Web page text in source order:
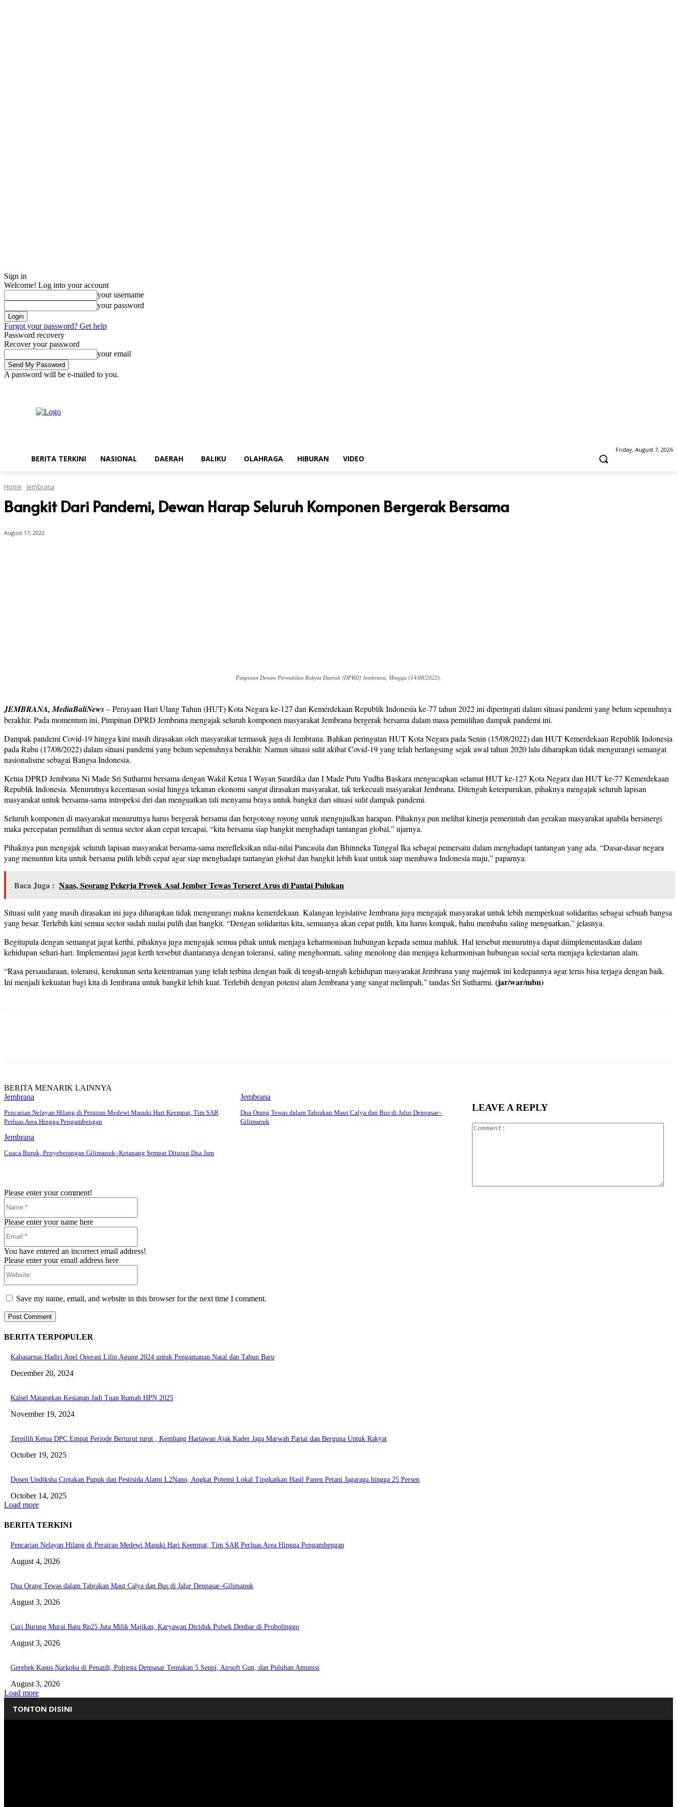
Sign in
Welcome! Log into your account
your username
your password
Forgot your password? Get help
Password recovery
Recover your password
your email
A password will be e-mailed to you.
Friday, August 7, 2026
BERITA TERKINI NASIONAL DAERAH BALIKU OLAHRAGA HIBURAN VIDEO
Home Jembrana
Bangkit Dari Pandemi, Dewan Harap Seluruh Komponen Bergerak Bersama
August 17, 2022
Pimpinan Dewan Perwakilan Rakyat Daerah (DPRD) Jembrana, Minggu (14/08/2022).
JEMBRANA, MediaBaliNews– Perayaan Hari Ulang Tahun (HUT) Kota Negara ke-127 dan Kemerdekaan Republik Indonesia ke-77 tahun 2022 ini diperingati dalam situasi pandemi yang belum sepenuhnya
berakhir. Pada momentum ini, Pimpinan DPRD Jembrana mengajak seluruh komponen masyarakat Jembrana bergerak bersama dalam masa pemulihan dampak pandemi ini.
Dampak pandemi Covid-19 hingga kini masih dirasakan oleh masyarakat termasuk juga di Jembrana. Bahkan peringatan HUT Kota Negara pada Senin (15/08/2022) dan HUT Kemerdekaan Republik Indonesia
pada Rabu (17/08/2022) dalam situasi pandemi yang belum sepenuhnya berakhir. Namun situasi sulit akibat Covid-19 yang telah berlangsung sejak awal tahun 2020 lalu diharapkan tidak mengurangi semangat
nasionalisme sebagai Bangsa Indonesia.
Ketua DPRD Jembrana Ni Made Sri Sutharmi bersama dengan Wakil Ketua I Wayan Suardika dan I Made Putu Yudha Baskara mengucapkan selamat HUT ke-127 Kota Negara dan HUT ke-77 Kemerdekaan
Republik Indonesia. Menurutnya kecemasan sosial hingga tekanan ekonomi sangat dirasakan masyarakat, tak terkecuali masyarakat Jembrana. Ditengah keterpurukan, pihaknya mengajak seluruh lapisan
masyarakat untuk bersama-sama intropeksi diri dan menguatkan tali menyama braya untuk bangkit dari situasi sulit dampak pandemi.
Seluruh komponen di masyarakat menurutnya harus bergerak bersama dan bergotong royong untuk mengujudkan harapan. Pihaknya pun melihat kinerja pemerintah dan gerakan masyarakat apabila bersinergi
maka percepatan pemulihan di semua sector akan cepat tercapai, “kita bersama siap bangkit menghadapi tantangan global,” ujarnya.
Pihaknya pun mengajak seluruh lapisan masyarakat bersama-sama merefleksikan nilai-nilai Pancasila dan Bhinneka Tunggal Ika sebagai pemersatu dalam menghadapi tantangan yang ada. “Dasar-dasar negara
yang menuntun kita untuk bersama pulih lebih cepat agar siap menghadapi tantangan global dan bangkit lebih kuat untuk siap membawa Indonesia maju,” paparnya.
Baca Juga : Naas, Seorang Pekerja Proyek Asal Jember Tewas Terseret Arus di Pantai Pulukan
Situasi sulit yang masih dirasakan ini juga diharapkan tidak mengurangi makna kemerdekaan. Kalangan legislative Jembrana juga mengajak masyarakat untuk lebih memperkuat solidaritas sebagai sebuah bangsa
yang besar. Terlebih kini semua sector sudah mulai pulih dan bangkit. “Dengan solidaritas kita, semuanya akan cepat pulih, kita harus kompak, bahu membahu saling menguatkan,” jelasnya.
Begitupula dengan semangat jagat kerthi, pihaknya juga mengajak semua pihak untuk menjaga keharmonisan hubungan kepada semua mahluk. Hal tersebut menurutnya dapat diimplementasikan dalam
kehidupan sehari-hari. Implementasi jagat kerth tersebut diantaranya dengan toleransi, saling menghormati, saling menolong dan menjaga keharmonisan hubungan social serta menjaga kelestarian alam.
“Rasa persaudaraan, toleransi, kerukunan serta ketentraman yang telah terbina dengan baik di tengah-tengah kehidupan masyarakat Jembrana yang majemuk ini kedepannya agar terus bisa terjaga dengan baik.
Ini menjadi kekuatan bagi kita di Jembrana untuk bangkit lebih kuat. Terlebih dengan potensi alam Jembrana yang sangat melimpah,” tandas Sri Sutharmi. (jar/war/mbn)
BERITA MENARIK LAINNYA
Jembrana
Pencarian Nelayan Hilang di Perairan Medewi Masuki Hari Keempat, Tim SAR
Perluas Area Hingga Pengambengan
Jembrana
Dua Orang Tewas dalam Tabrakan Maut Calya dan Bus di Jalur Denpasar–
Gilimanuk
Jembrana
Cuaca Buruk, Penyeberangan Gilimanuk–Ketapang Sempat Ditutup Dua Jam
LEAVE A REPLY
Please enter your comment!
Please enter your name here
You have entered an incorrect email address!
Please enter your email address here
Save my name, email, and website in this browser for the next time I comment.
BERITA TERPOPULER
Kabasarnas Hadiri Apel Operasi Lilin Agung 2024 untuk Pengamanan Natal dan Tahun Baru
December 20, 2024
Kalsel Matangkan Kesiapan Jadi Tuan Rumah HPN 2025
November 19, 2024
Terpilih Ketua DPC Empat Periode Berturut turut , Kembang Hartawan Ajak Kader Jaga Marwah Partai dan Berguna Untuk Rakyat
October 19, 2025
Dosen Undiksha Ciptakan Pupuk dan Pestisida Alami L2Nano, Angkat Potensi Lokal Tingkatkan Hasil Panen Petani Jagaraga hingga 25 Persen
October 14, 2025
Load more
BERITA TERKINI
Pencarian Nelayan Hilang di Perairan Medewi Masuki Hari Keempat, Tim SAR Perluas Area Hingga Pengambengan
August 4, 2026
Dua Orang Tewas dalam Tabrakan Maut Calya dan Bus di Jalur Denpasar–Gilimanuk
August 3, 2026
Curi Burung Murai Batu Rp25 Juta Milik Majikan, Karyawan Diciduk Polsek Denbar di Probolinggo
August 3, 2026
Gerebek Kasus Narkoba di Penatih, Polresta Denpasar Temukan 5 Senpi, Airsoft Gun, dan Puluhan Amunisi
August 3, 2026
Load more
TONTON DISINI